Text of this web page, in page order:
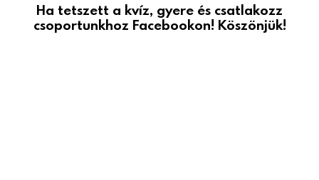
Ha tetszett a kvíz, gyere és csatlakozz
csoportunkhoz Facebookon! Köszönjük!